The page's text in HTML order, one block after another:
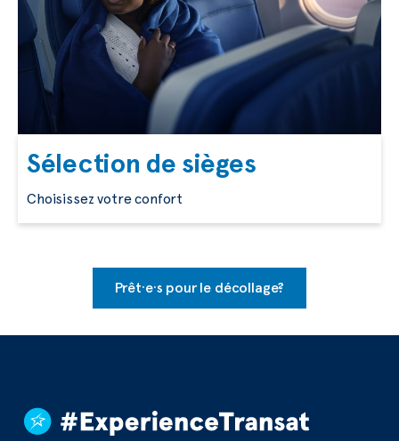
Sélection de sièges
Choisissez votre confort
Prêt·e·s pour le décollage?